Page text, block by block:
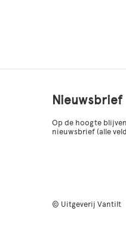
Nieuwsbrief
Op de hoogte
nieuwsbrief (alle
© Uitgeverij Vantilt